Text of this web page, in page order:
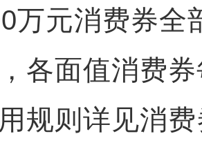
万元消费券全
各面值消费
规则详见消